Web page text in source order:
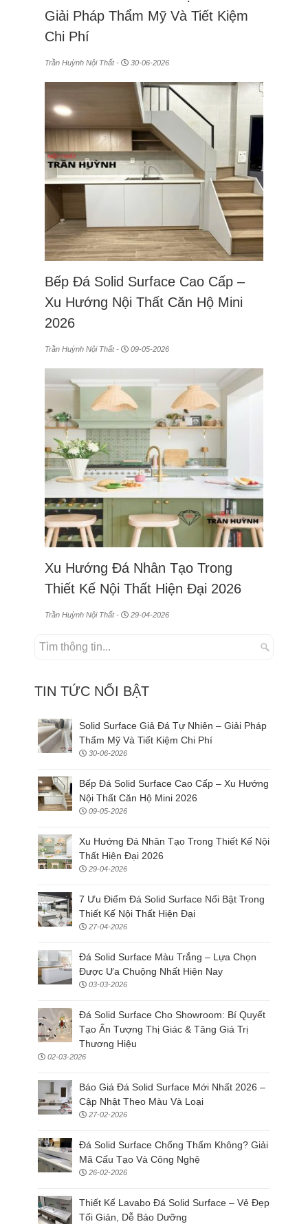
Giải Pháp Thẩm Mỹ Và Tiết Kiệm
Chi Phí
Trần Huỳnh Nội Thất - 30-06-2026
Bếp Đá Solid Surface Cao Cấp –
Xu Hướng Nội Thất Căn Hộ Mini
2026
Trần Huỳnh Nội Thất - 09-05-2026
Xu Hướng Đá Nhân Tạo Trong
Thiết Kế Nội Thất Hiện Đại 2026
Trần Huỳnh Nội Thất - 29-04-2026
TIN TỨC NỔI BẬT
Solid Surface Giả Đá Tự Nhiên – Giải Pháp
Thẩm Mỹ Và Tiết Kiệm Chi Phí
30-06-2026
Bếp Đá Solid Surface Cao Cấp – Xu Hướng
Nội Thất Căn Hộ Mini 2026
09-05-2026
Xu Hướng Đá Nhân Tạo Trong Thiết Kế Nội
Thất Hiện Đại 2026
29-04-2026
7 Ưu Điểm Đá Solid Surface Nổi Bật Trong
Thiết Kế Nội Thất Hiện Đại
27-04-2026
Đá Solid Surface Màu Trắng – Lựa Chọn
Được Ưa Chuộng Nhất Hiện Nay
03-03-2026
Đá Solid Surface Cho Showroom: Bí Quyết
Tạo Ấn Tượng Thị Giác & Tăng Giá Trị
Thương Hiệu
02-03-2026
Báo Giá Đá Solid Surface Mới Nhất 2026 –
Cập Nhật Theo Màu Và Loại
27-02-2026
Đá Solid Surface Chống Thấm Không? Giải
Mã Cấu Tạo Và Công Nghệ
26-02-2026
Thiết Kế Lavabo Đá Solid Surface – Vẻ Đẹp
Tối Giản, Dễ Bảo Dưỡng